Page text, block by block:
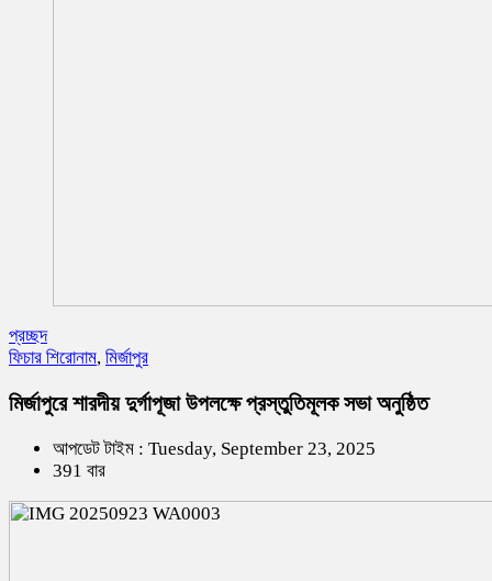
প্রচ্ছদ
ফিচার শিরোনাম, মির্জাপুর
মির্জাপুরে শারদীয় দুর্গাপূজা উপলক্ষে প্রস্তুতিমূলক সভা অনুষ্ঠিত
আপডেট টাইম : Tuesday, September 23, 2025
391 বার